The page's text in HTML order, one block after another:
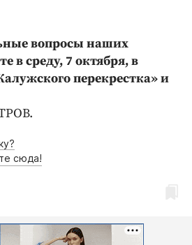
вопросы наших
в среду, 7 октября, в
перекрестка» и
сюда!